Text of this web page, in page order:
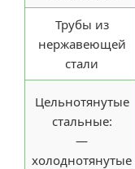
Трубы из
нержавеющей
стали
Цельнотянутые
стальные:
—
холоднотянутые